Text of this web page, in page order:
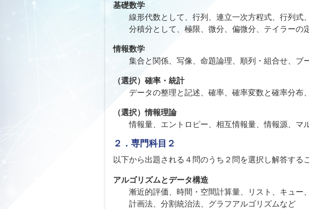
基礎数学
線形代数として、行列、連立一次方程式、行列
分積分として、極限、微分、偏微分、テイラー
情報数学
集合と関係、写像、命題論理、順列・組合せ、ブ
（選択）確率・統計
データの整理と記述、確率、確率変数と確率分布
（選択）情報理論
情報量、エントロピー、相互情報量、情報源、
２．専門科目２
以下から出題される４問のうち２問を選択し解答するこ
アルゴリズムとデータ構造
漸近的評価、時間・空間計算量、リスト、キュ
計画法、分割統治法、グラフアルゴリズムなど